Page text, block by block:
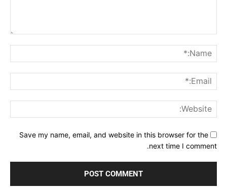
Save my name, email, and website in this browser for the
next time I comment.